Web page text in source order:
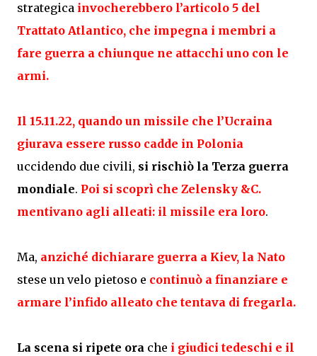
strategica invocherebbero l’articolo 5 del
Trattato Atlantico, che impegna i membri a
fare guerra a chiunque ne attacchi uno con le
armi.
Il 15.11.22, quando un missile che l’Ucraina
giurava essere russo cadde in Polonia
uccidendo due civili, si rischiò la Terza guerra
mondiale. Poi si scoprì che Zelensky &C.
mentivano agli alleati: il missile era loro.
Ma, anziché dichiarare guerra a Kiev, la Nato
stese un velo pietoso e continuò a finanziare e
armare l’infido alleato che tentava di fregarla.
La scena si ripete ora che i giudici tedeschi e il